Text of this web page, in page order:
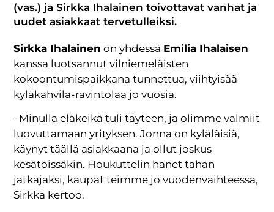
(vas.) ja Sirkka Ihalainen toivottavat vanhat ja
uudet asiakkaat tervetulleiksi.
Sirkka Ihalainen on yhdessä Emilia Ihalaisen
kanssa luotsannut vilniemeläisten
kokoontumispaikkana tunnettua, viihtyisää
kyläkahvila-ravintolaa jo vuosia.
–Minulla eläkeikä tuli täyteen, ja olimme valmiit
luovuttamaan yrityksen. Jonna on kyläläisiä,
käynyt täällä asiakkaana ja ollut joskus
kesätöissäkin. Houkuttelin hänet tähän
jatkajaksi, kaupat teimme jo vuodenvaihteessa,
Sirkka kertoo.